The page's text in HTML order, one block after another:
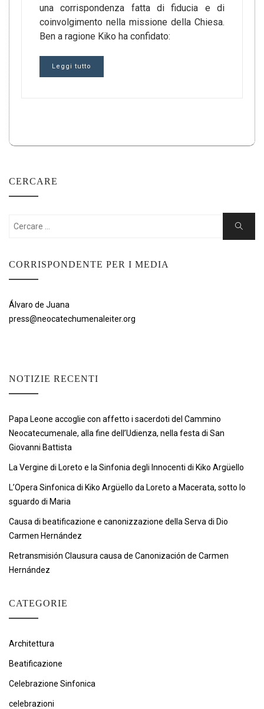
una corrispondenza fatta di fiducia e di
coinvolgimento nella missione della Chiesa.
Ben a ragione Kiko ha confidato:
Leggi tutto
CERCARE
Cercare:
Ricerca
CORRISPONDENTE PER I MEDIA
Álvaro de Juana
press@neocatechumenaleiter.org
NOTIZIE RECENTI
Papa Leone accoglie con affetto i sacerdoti del Cammino
Neocatecumenale, alla fine dell’Udienza, nella festa di San
Giovanni Battista
La Vergine di Loreto e la Sinfonia degli Innocenti di Kiko Argüello
L’Opera Sinfonica di Kiko Argüello da Loreto a Macerata, sotto lo
sguardo di Maria
Causa di beatificazione e canonizzazione della Serva di Dio
Carmen Hernández
Retransmisión Clausura causa de Canonización de Carmen
Hernández
CATEGORIE
Architettura
Beatificazione
Celebrazione Sinfonica
celebrazioni